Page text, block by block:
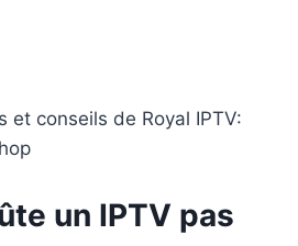
et conseils de Royal IPTV:
un IPTV pas